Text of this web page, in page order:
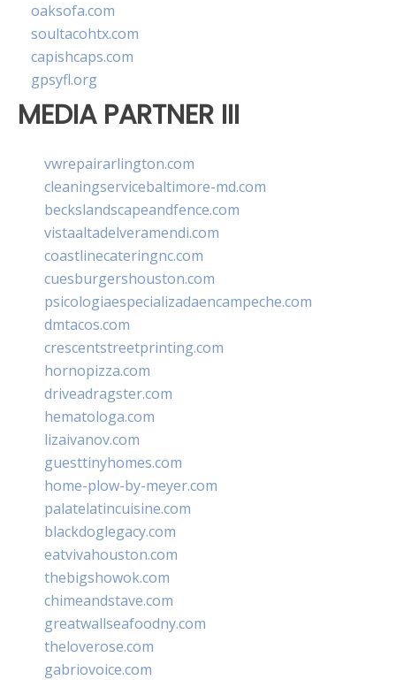
oaksofa.com
soultacohtx.com
capishcaps.com
gpsyfl.org
MEDIA PARTNER III
vwrepairarlington.com
cleaningservicebaltimore-md.com
beckslandscapeandfence.com
vistaaltadelveramendi.com
coastlinecateringnc.com
cuesburgershouston.com
psicologiaespecializadaencampeche.com
dmtacos.com
crescentstreetprinting.com
hornopizza.com
driveadragster.com
hematologa.com
lizaivanov.com
guesttinyhomes.com
home-plow-by-meyer.com
palatelatincuisine.com
blackdoglegacy.com
eatvivahouston.com
thebigshowok.com
chimeandstave.com
greatwallseafoodny.com
theloverose.com
gabriovoice.com